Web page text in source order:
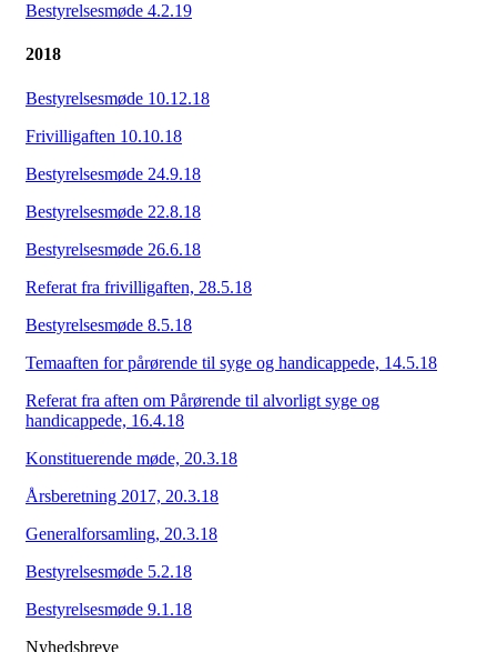
Bestyrelsesmøde 4.2.19
2018
Bestyrelsesmøde 10.12.18
Frivilligaften 10.10.18
Bestyrelsesmøde 24.9.18
Bestyrelsesmøde 22.8.18
Bestyrelsesmøde 26.6.18
Referat fra frivilligaften, 28.5.18
Bestyrelsesmøde 8.5.18
Temaaften for pårørende til syge og handicappede, 14.5.18
Referat fra aften om Pårørende til alvorligt syge og
handicappede, 16.4.18
Konstituerende møde, 20.3.18
Årsberetning 2017, 20.3.18
Generalforsamling, 20.3.18
Bestyrelsesmøde 5.2.18
Bestyrelsesmøde 9.1.18
Nyhedsbreve